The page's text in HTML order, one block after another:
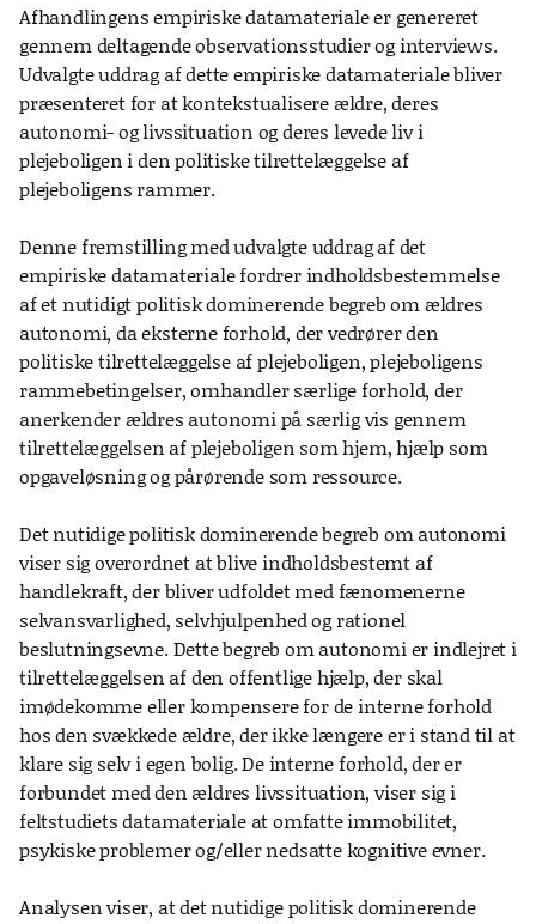
Afhandlingens empiriske datamateriale er genereret
gennem deltagende observationsstudier og interviews.
Udvalgte uddrag af dette empiriske datamateriale bliver
præsenteret for at kontekstualisere ældre, deres
autonomi- og livssituation og deres levede liv i
plejeboligen i den politiske tilrettelæggelse af
plejeboligens rammer.
Denne fremstilling med udvalgte uddrag af det
empiriske datamateriale fordrer indholdsbestemmelse
af et nutidigt politisk dominerende begreb om ældres
autonomi, da eksterne forhold, der vedrører den
politiske tilrettelæggelse af plejeboligen, plejeboligens
rammebetingelser, omhandler særlige forhold, der
anerkender ældres autonomi på særlig vis gennem
tilrettelæggelsen af plejeboligen som hjem, hjælp som
opgaveløsning og pårørende som ressource.
Det nutidige politisk dominerende begreb om autonomi
viser sig overordnet at blive indholdsbestemt af
handlekraft, der bliver udfoldet med fænomenerne
selvansvarlighed, selvhjulpenhed og rationel
beslutningsevne. Dette begreb om autonomi er indlejret i
tilrettelæggelsen af den offentlige hjælp, der skal
imødekomme eller kompensere for de interne forhold
hos den svækkede ældre, der ikke længere er i stand til at
klare sig selv i egen bolig. De interne forhold, der er
forbundet med den ældres livssituation, viser sig i
feltstudiets datamateriale at omfatte immobilitet,
psykiske problemer og/eller nedsatte kognitive evner.
Analysen viser, at det nutidige politisk dominerende